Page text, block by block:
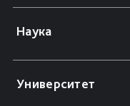
Наука
Университет